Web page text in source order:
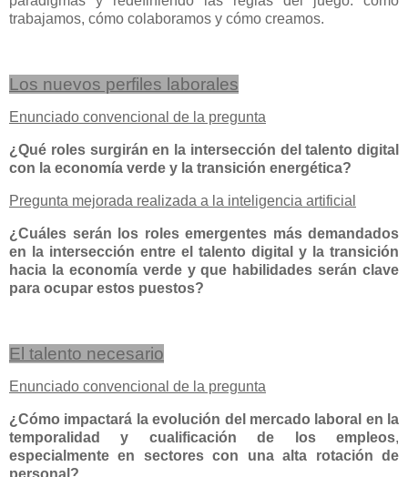
trabajamos, cómo colaboramos y cómo creamos.
Los nuevos perfiles laborales
Enunciado convencional de la pregunta
¿Qué roles surgirán en la intersección del talento digital
con la economía verde y la transición energética?
Pregunta mejorada realizada a la inteligencia artificial
¿Cuáles serán los roles emergentes más demandados
en la intersección entre el talento digital y la transición
hacia la economía verde y que habilidades serán clave
para ocupar estos puestos?
El talento necesario
Enunciado convencional de la pregunta
¿Cómo impactará la evolución del mercado laboral en la
temporalidad y cualificación de los empleos,
especialmente en sectores con una alta rotación de